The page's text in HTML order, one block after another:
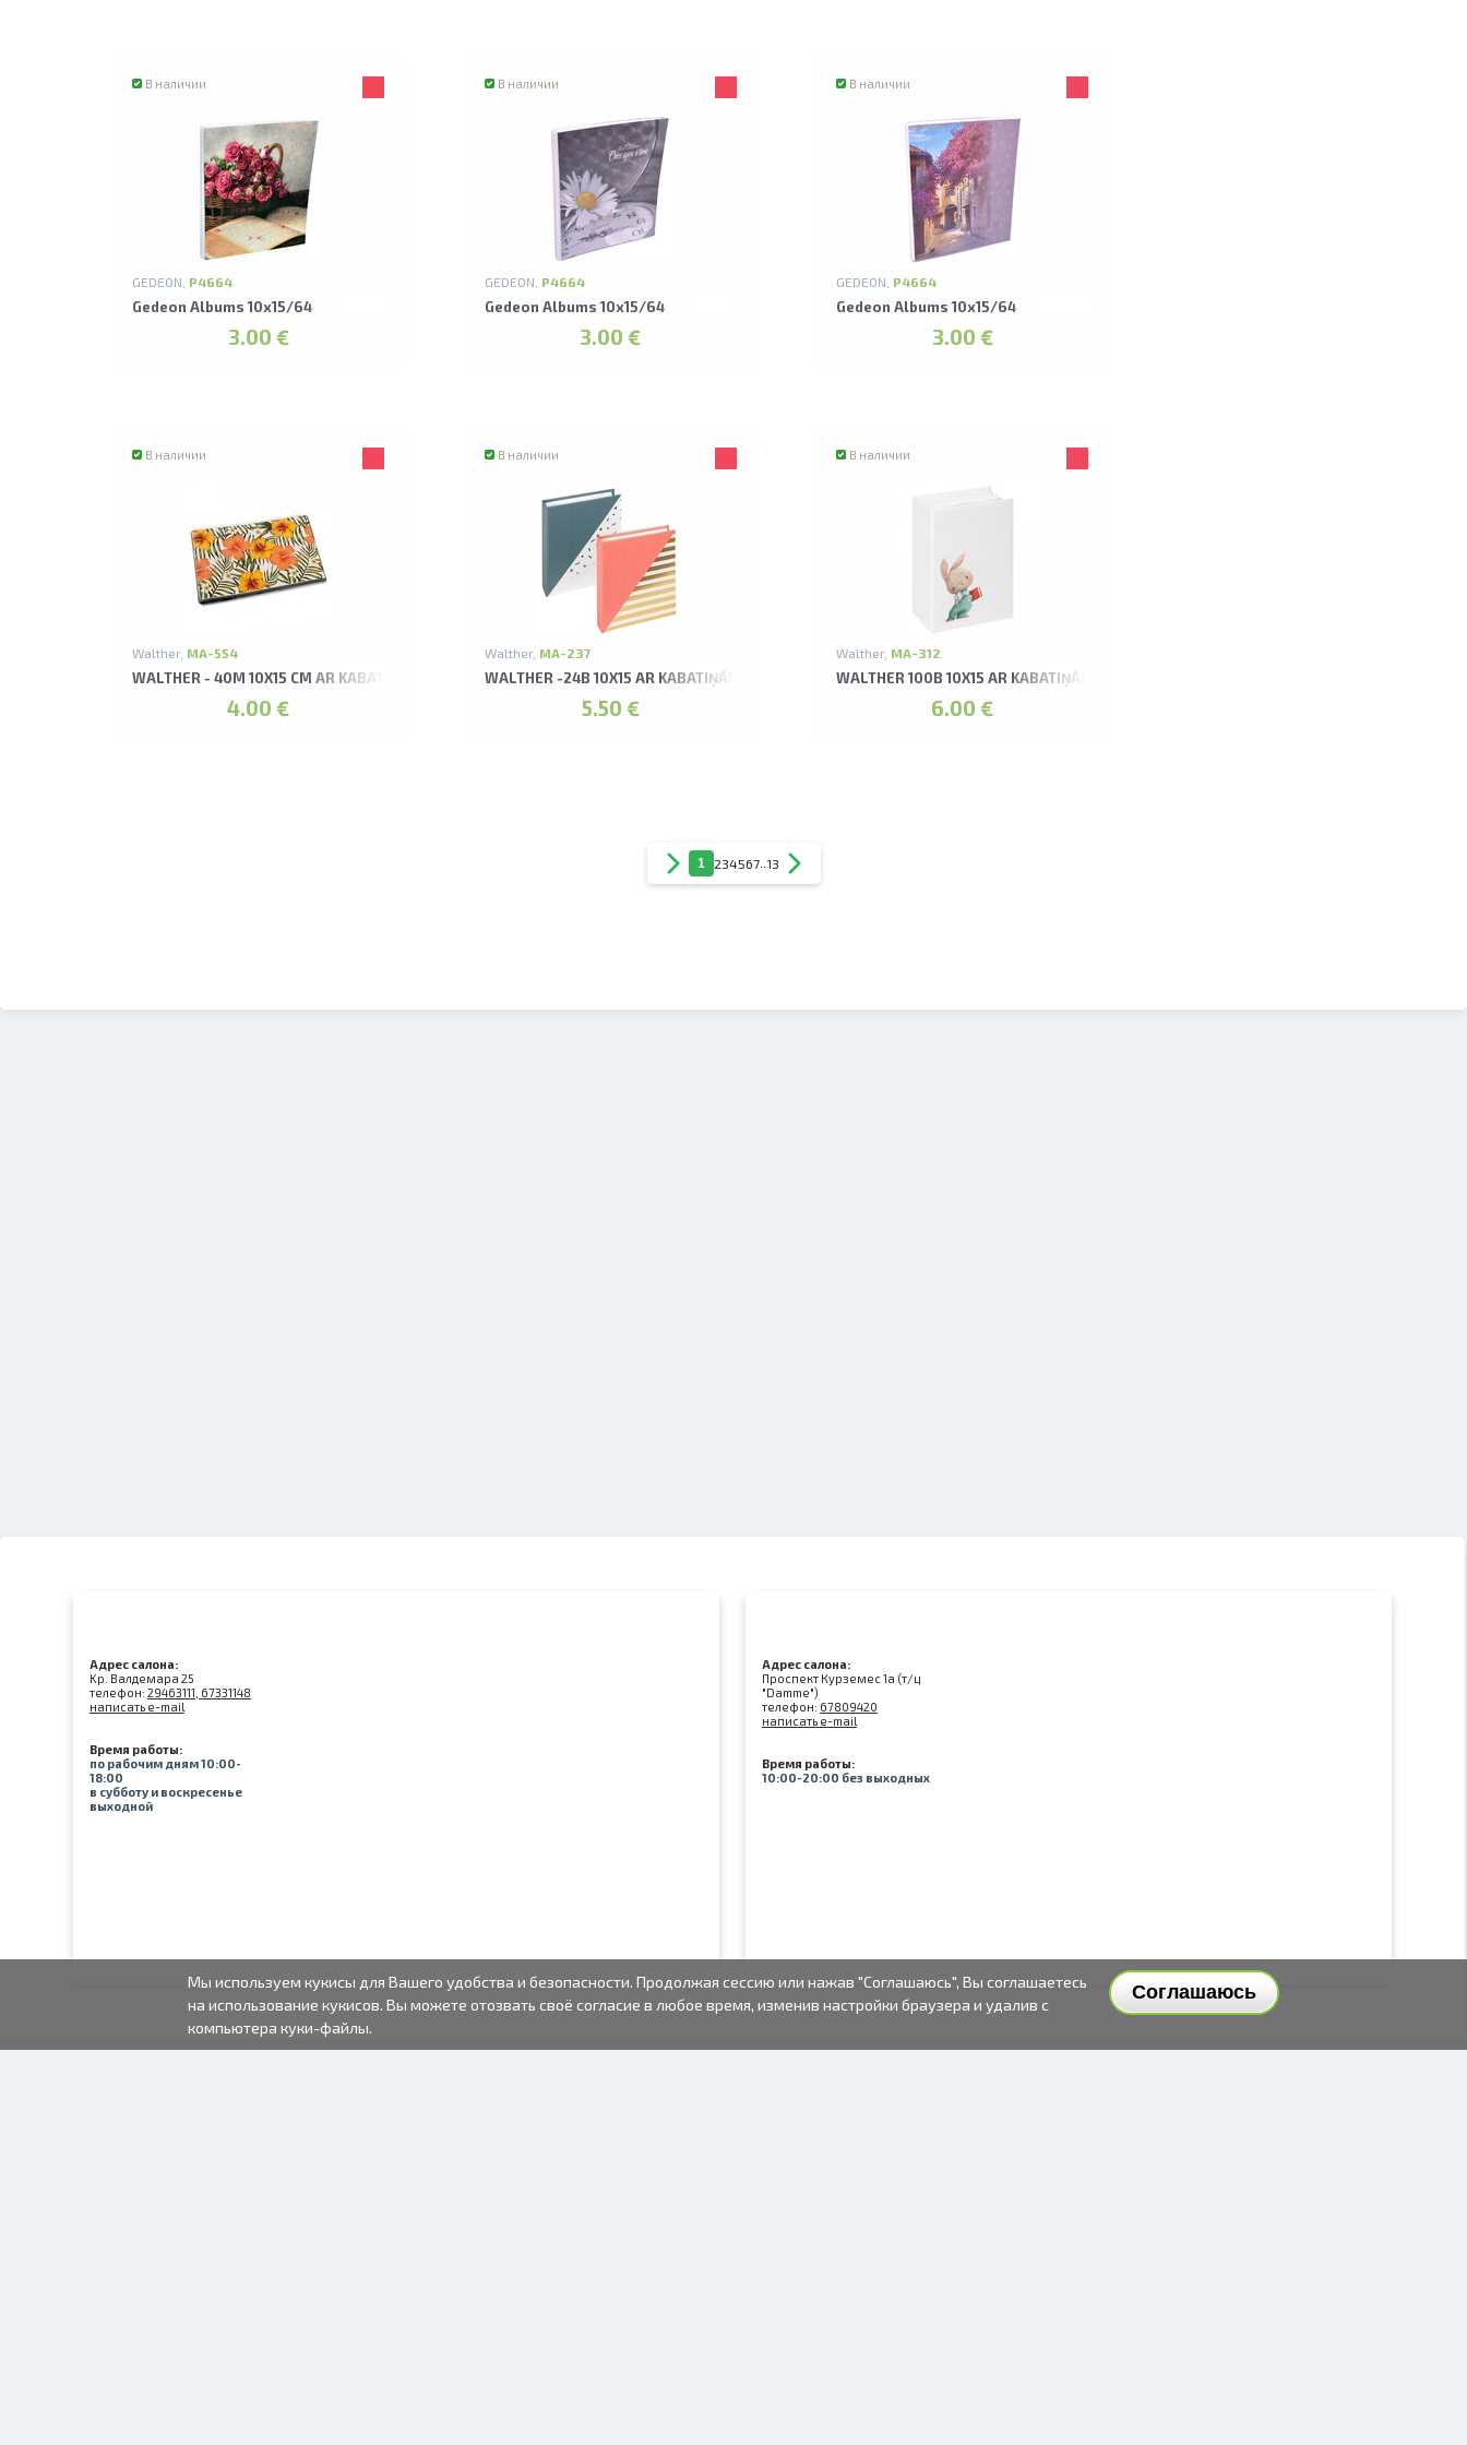
В наличии
GEDEON, P4664
Gedeon Albums 10x15/64
3.00 €
В наличии
GEDEON, P4664
Gedeon Albums 10x15/64
3.00 €
В наличии
GEDEON, P4664
Gedeon Albums 10x15/64
3.00 €
В наличии
Walther, MA-554
WALTHER - 40M 10X15 CM AR KABATIŅĀM FLOWERS ALBUMS*
4.00 €
В наличии
Walther, MA-237
WALTHER -24B 10X15 AR KABATIŅĀM ASSORTI UNITE ALBUMS
5.50 €
В наличии
Walther, MA-312
WALTHER 100B 10X15 AR KABATIŅĀM NOSEY ALBUMS
6.00 €
1 234567..13
Адрес салона:
Kр. Валдемара 25
телефон: 29463111, 67331148
написать e-mail
Время работы:
по рабочим дням 10:00-
18:00
в субботу и воскресенье
выходной
Адрес салона:
Проспект Курземес 1а (т/ц
"Damme")
телефон: 67809420
написать e-mail
Время работы:
10:00-20:00 без выходных
Соглашаюсь
Мы используем кукисы для Вашего удобства и безопасности. Продолжая сессию или нажав "Соглашаюсь", Вы соглашаетесь
на использование кукисов. Вы можете отозвать своё согласие в любое время, изменив настройки браузера и удалив с
компьютера куки-файлы.